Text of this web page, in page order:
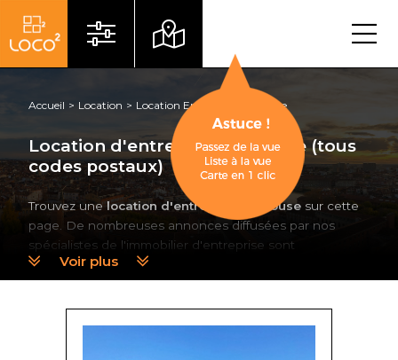
Menu
Accueil Location Location Entrepôt Toulouse
Location d'entrepôt à Toulouse (tous
codes postaux)
Trouvez unelocation d'entrepôt à Toulouse sur cette
page. De nombreuses annonces diffusées par nos
spécialistes de l'immobilier d'entreprise sont
disponibles.Locaux d'activité, entrepôts, logistique
tout type de surface. Utilisez la cartographie pour
secteur géographique !
Voir plus